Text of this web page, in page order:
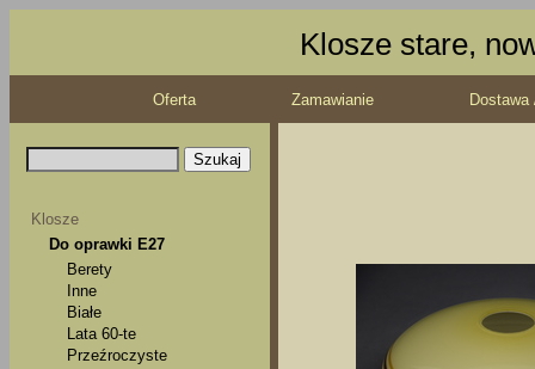
Klosze stare,
Oferta Zamawianie
Klosze
Do oprawki E27
Berety
Inne
Białe
Lata 60-te
Przeźroczyste